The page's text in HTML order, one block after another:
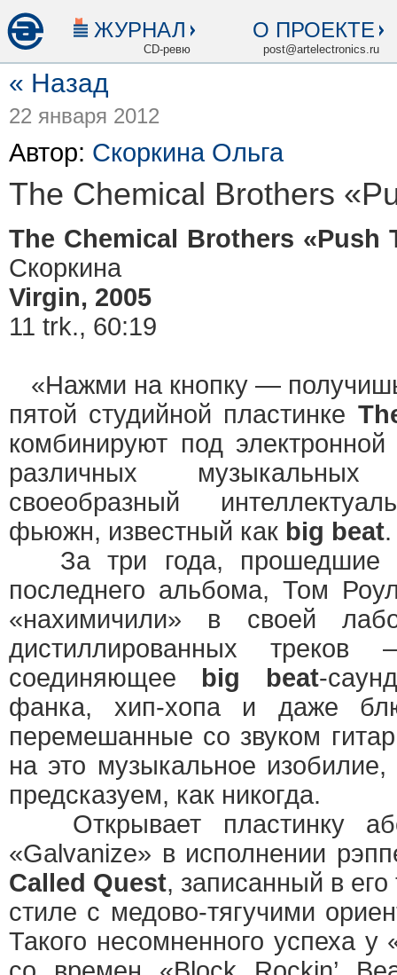
ЖУРНАЛ
CD-ревю
О ПРОЕКТЕ
post@artelectronics.ru
« Назад
22 января 2012
Автор: Скоркина Ольга
The Chemical Brothers
The Chemical Brothers «Push
Скоркина
Virgin, 2005
11 trk., 60:19
«Нажми на кнопку —
пятой студийной пластинке
комбинируют под
различных
своеобразный
фьюжн, известный как big beat.
За три года, прошедшие
последнего альбома, Том
«нахимичили» в своей
дистиллированных треков
соединяющее big beat-
фанка, хип-хопа и даже
перемешанные со звуком
на это музыкальное
предсказуем, как никогда.
Открывает пластинку
«Galvanize» в исполнении
Called Quest, записанный в
стиле с медово-тягучими
Такого несомненного успеха у